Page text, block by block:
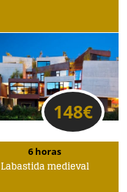
148€
6 horas
Labastida medieval